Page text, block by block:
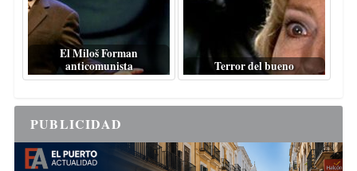
El Miloš Forman
anticomunista
Terror del bueno
PUBLICIDAD